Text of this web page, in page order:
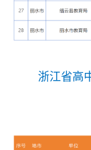
浙江省高